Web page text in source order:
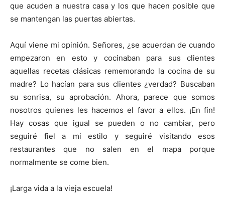
que acuden a nuestra casa y los que hacen posible que
se mantengan las puertas abiertas.
Aquí viene mi opinión. Señores, ¿se acuerdan de cuando
empezaron en esto y cocinaban para sus clientes
aquellas recetas clásicas rememorando la cocina de su
madre? Lo hacían para sus clientes ¿verdad? Buscaban
su sonrisa, su aprobación. Ahora, parece que somos
nosotros quienes les hacemos el favor a ellos. ¡En fin!
Hay cosas que igual se pueden o no cambiar, pero
seguiré fiel a mi estilo y seguiré visitando esos
restaurantes que no salen en el mapa porque
normalmente se come bien.
¡Larga vida a la vieja escuela!